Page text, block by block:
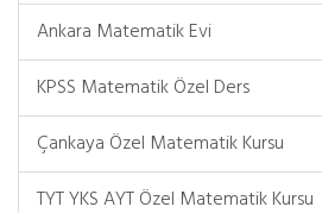
Ankara Matematik Evi
KPSS Matematik Özel Ders
Çankaya Özel Matematik Kursu
TYT YKS AYT Özel Matematik Kursu